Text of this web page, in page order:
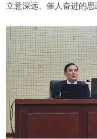
立意深远、催人奋进的思